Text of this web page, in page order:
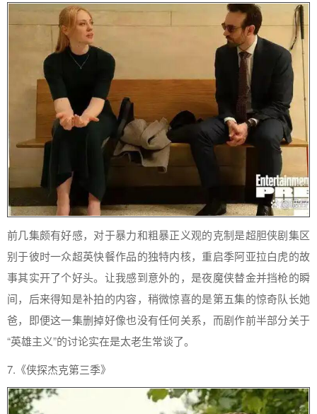
前几集颇有好感，对于暴力和粗暴正义观的克制是超胆侠剧集区
别于彼时一众超英快餐作品的独特内核，重启季阿亚拉白虎的故
事其实开了个好头。让我感到意外的，是夜魔侠替金并挡枪的瞬
间，后来得知是补拍的内容，稍微惊喜的是第五集的惊奇队长她
爸，即便这一集删掉好像也没有任何关系，而剧作前半部分关于
“英雄主义”的讨论实在是太老生常谈了。
7.《侠探杰克第三季》